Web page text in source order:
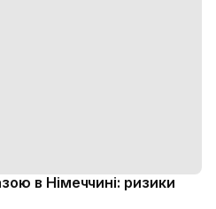
в Німеччині: ризики